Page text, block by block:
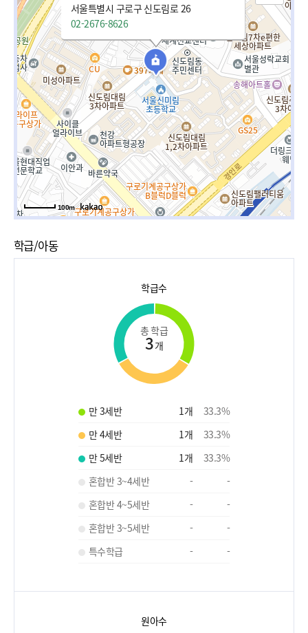
서울특별시 구로구 신도림로 26
02-2676-8626
100m
학급/아동
학급수
총 학급
3개
만 3세반 1개 33.3%
만 4세반
1개 33.3%
만 5세반
1개 33.3%
혼합반 3~4세반
-
-
혼합반 4~5세반
-
-
혼합반 3~5세반
-
-
특수학급
- -
원아수